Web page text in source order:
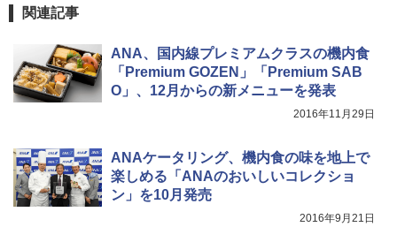
￥14,800
着替えテント トイレテント 透けない【換気
￥3,080
関連記事
ANA、国内線プレミアムクラスの機内食
「Premium GOZEN」「Premium SAB
O」、12月からの新メニューを発表
2016年11月29日
ANAケータリング、機内食の味を地上で
楽しめる「ANAのおいしいコレクショ
ン」を10月発売
2016年9月21日